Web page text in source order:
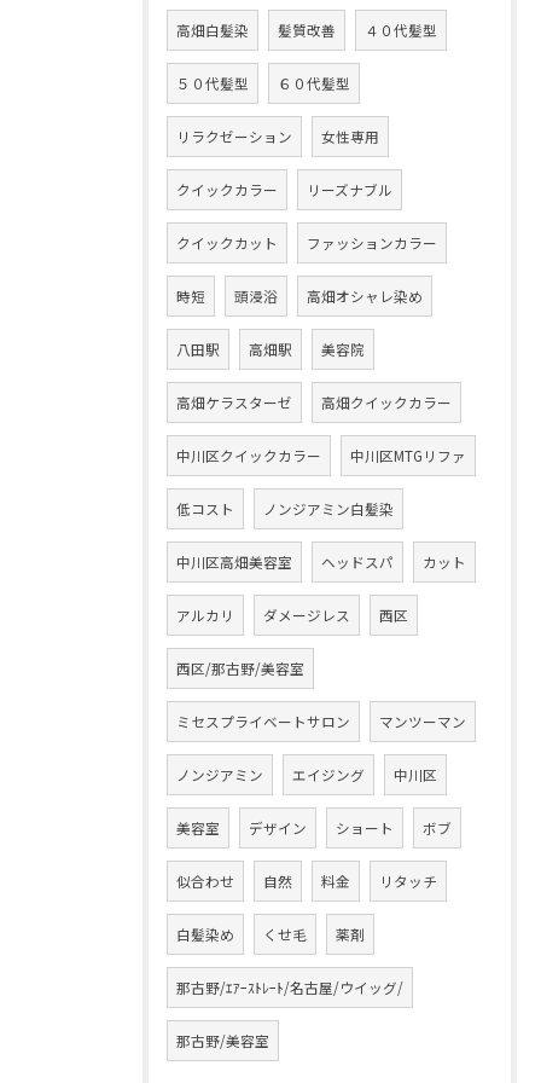
高畑白髪染 髪質改善 ４０代髪型
５０代髪型 ６０代髪型
リラクゼーション 女性専用
クイックカラー リーズナブル
クイックカット ファッションカラー
時短 頭浸浴 高畑オシャレ染め
八田駅 高畑駅 美容院
高畑ケラスターゼ 高畑クイックカラー
中川区クイックカラー 中川区MTGリファ
低コスト ノンジアミン白髪染
中川区高畑美容室 ヘッドスパ カット
アルカリ ダメージレス 西区
西区/那古野/美容室
ミセスプライベートサロン マンツーマン
ノンジアミン エイジング 中川区
美容室 デザイン ショート ボブ
似合わせ 自然 料金 リタッチ
白髪染め くせ毛 薬剤
那古野/ｴｱｰｽﾄﾚｰﾄ/名古屋/ウイッグ/
那古野/美容室